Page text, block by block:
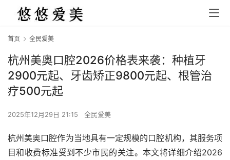
首页 全民爱美
杭州美奥口腔2026价格表来袭：种植牙
2900元起、牙齿矫正9800元起、根管治
疗500元起
2025年12月29日 21:15 全民爱美
杭州美奥口腔作为当地具有一定规模的口腔机构，其服务项
目和收费标准受到不少市民的关注。本文将详细介绍2026